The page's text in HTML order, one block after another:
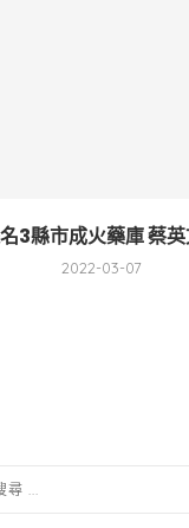
3縣市成火藥庫 蔡
2022-03-07